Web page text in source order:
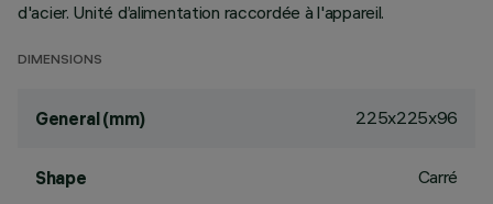
d'acier. Unité d’alimentation raccordée à l'appareil.
DIMENSIONS
General (mm) 225x225x96
Shape Carré